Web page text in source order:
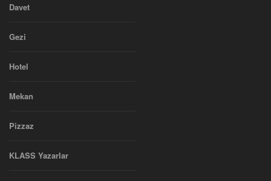
Davet
Gezi
Hotel
Mekan
Pizzaz
KLASS Yazarlar